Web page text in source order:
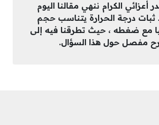
أعزائي الكرام ننهي مقالنا اليوم
درجة الحرارة يتناسب حجم
مع ضغطه ، حيث تطرقنا فيه إلى
مفصل حول هذا السؤال.